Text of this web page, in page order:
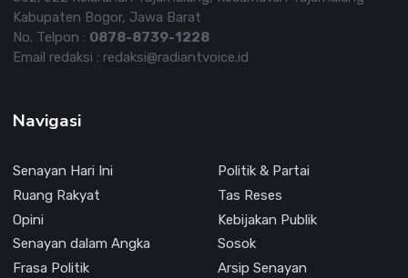
Kabupaten Bogor, Jawa Barat
No. Telpon : 0878-8739-1228
Email redaksi : redaksi@radiantvoice.id
Navigasi
Senayan Hari Ini
Politik & Partai
Ruang Rakyat
Tas Reses
Opini
Kebijakan Publik
Senayan dalam Angka
Sosok
Frasa Politik
Arsip Senayan